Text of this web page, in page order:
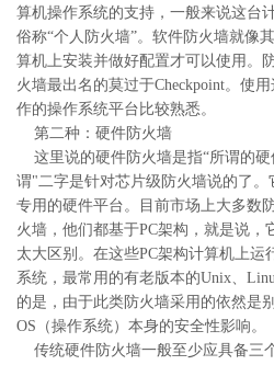
算机操作系统的支持，一般来说这台
俗称“个人防火墙”。软件防火墙就像
算机上安装并做好配置才可以使用。
火墙最出名的莫过于Checkpoint。使
作的操作系统平台比较熟悉。
第二种：硬件防火墙
这里说的硬件防火墙是指“所谓的硬
谓"二字是针对芯片级防火墙说的了
专用的硬件平台。目前市场上大多数
火墙，他们都基于PC架构，就是说，
太大区别。在这些PC架构计算机上
系统，最常用的有老版本的Unix、
的是，由于此类防火墙采用的依然是
OS（操作系统）本身的安全性影响。
传统硬件防火墙一般至少应具备三